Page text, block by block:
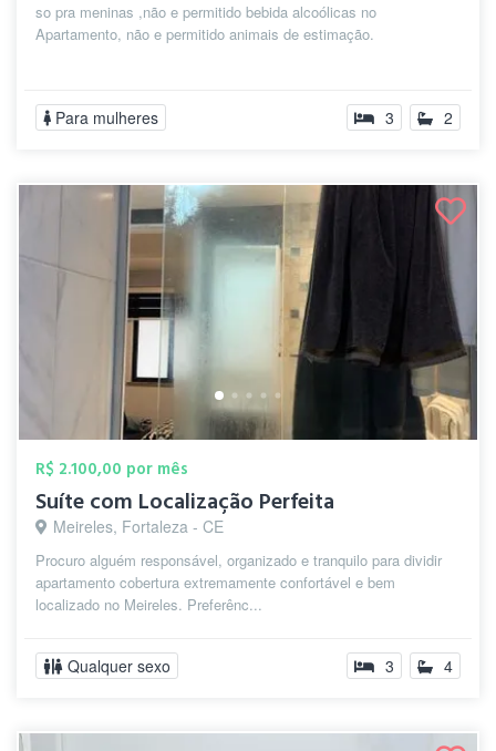
so pra meninas ,não e permitido bebida alcoólicas no
Apartamento, não e permitido animais de estimação.
Para mulheres 3 2
R$ 2.100,00 por mês
Suíte com Localização Perfeita
Meireles, Fortaleza - CE
Procuro alguém responsável, organizado e tranquilo para dividir
apartamento cobertura extremamente confortável e bem
localizado no Meireles. Preferênc...
Qualquer sexo 3 4